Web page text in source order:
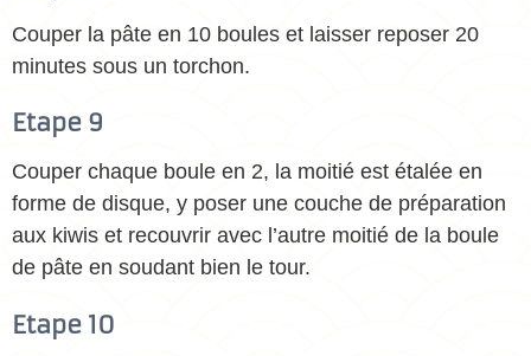
Couper la pâte en 10 boules et laisser reposer 20
minutes sous un torchon.
Etape 9
Couper chaque boule en 2, la moitié est étalée en
forme de disque, y poser une couche de préparation
aux kiwis et recouvrir avec l’autre moitié de la boule
de pâte en soudant bien le tour.
Etape 10